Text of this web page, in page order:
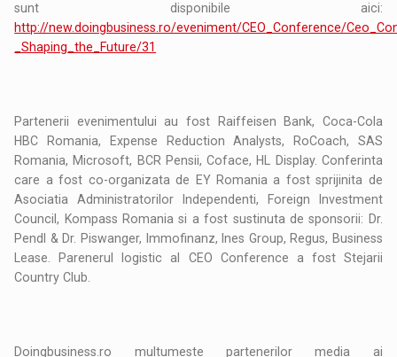
sunt disponibile aici:
http://new.doingbusiness.ro/eveniment/CEO_Conference/
_Shaping_the_Future/31
Partenerii evenimentului au fost Raiffeisen Bank, Coca-Cola
HBC Romania, Expense Reduction Analysts, RoCoach, SAS
Romania, Microsoft, BCR Pensii, Coface, HL Display. Conferinta
care a fost co-organizata de EY Romania a fost sprijinita de
Asociatia Administratorilor Independenti, Foreign Investment
Council, Kompass Romania si a fost sustinuta de sponsorii: Dr.
Pendl & Dr. Piswanger, Immofinanz, Ines Group, Regus, Business
Lease. Parenerul logistic al CEO Conference a fost Stejarii
Country Club.
Doingbusiness.ro multumeste partenerilor media ai